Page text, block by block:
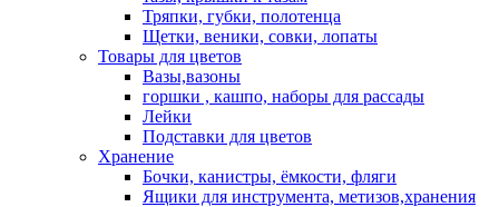
Тряпки, губки, полотенца
Щетки, веники, совки, лопаты
Товары для цветов
Вазы,вазоны
горшки , кашпо, наборы для рассады
Лейки
Подставки для цветов
Хранение
Бочки, канистры, ёмкости, фляги
Ящики для инструмента, метизов,хранения